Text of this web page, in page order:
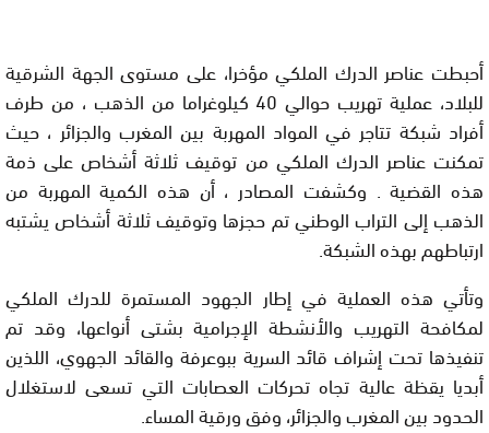
أحبطت عناصر الدرك الملكي مؤخرا، على مستوى الجهة الشرقية
للبلاد، عملية تهريب حوالي 40 كيلوغراما من الذهب ، من طرف
أفراد شبكة تتاجر في المواد المهربة بين المغرب والجزائر ، حيث
تمكنت عناصر الدرك الملكي من توقيف ثلاثة أشخاص على ذمة
هذه القضية . وكشفت المصادر ، أن هذه الكمية المهربة من
الذهب إلى التراب الوطني تم حجزها وتوقيف ثلاثة أشخاص يشتبه
ارتباطهم بهذه الشبكة.
وتأتي هذه العملية في إطار الجهود المستمرة للدرك الملكي
لمكافحة التهريب والأنشطة الإجرامية بشتى أنواعها، وقد تم
تنفيذها تحت إشراف قائد السرية ببوعرفة والقائد الجهوي، اللذين
أبديا يقظة عالية تجاه تحركات العصابات التي تسعى لاستغلال
الحدود بين المغرب والجزائر، وفق ورقية المساء.